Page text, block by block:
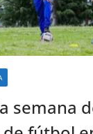
semana